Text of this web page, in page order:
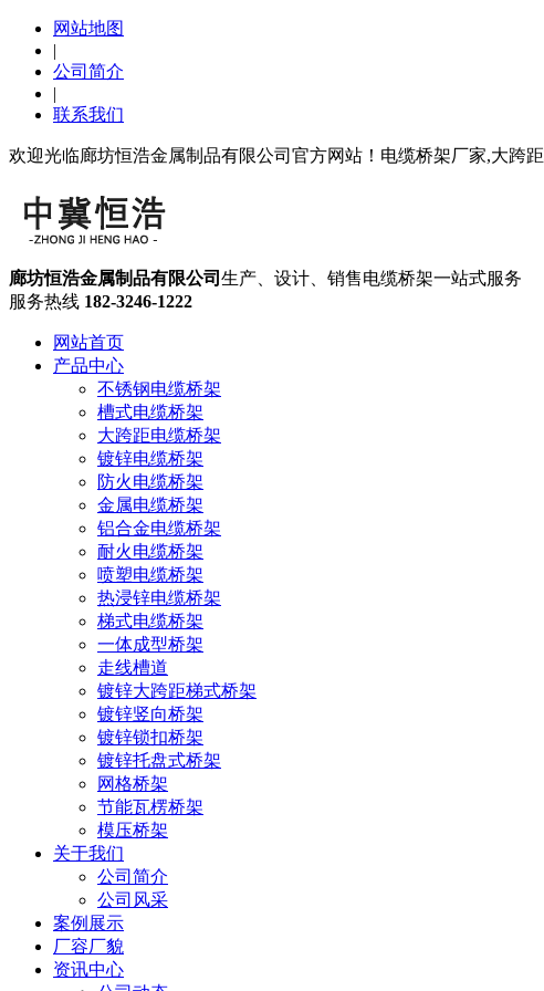
网站地图
|
公司简介
|
联系我们
欢迎光临廊坊恒浩金属制品有限公司官方网站！电缆桥架厂家,大跨
廊坊恒浩金属制品有限公司 生产、设计、销售电缆桥架一站式服务
服务热线 182-3246-1222
网站首页
产品中心
不锈钢电缆桥架
槽式电缆桥架
大跨距电缆桥架
镀锌电缆桥架
防火电缆桥架
金属电缆桥架
铝合金电缆桥架
耐火电缆桥架
喷塑电缆桥架
热浸锌电缆桥架
梯式电缆桥架
一体成型桥架
走线槽道
镀锌大跨距梯式桥架
镀锌竖向桥架
镀锌锁扣桥架
镀锌托盘式桥架
网格桥架
节能瓦楞桥架
模压桥架
关于我们
公司简介
公司风采
案例展示
厂容厂貌
资讯中心